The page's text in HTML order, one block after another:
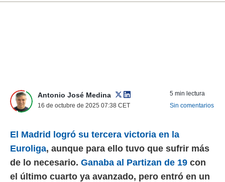
y análisis
en
así como
y
en
más
Antonio José Medina
16 de octubre de 2025 07:38 CET
5 min lectura
Sin comentarios
El Madrid logró su tercera victoria en la
Euroliga, aunque para ello tuvo que sufrir más
de lo necesario. Ganaba al Partizan de 19 con
el último cuarto ya avanzado, pero entró en un